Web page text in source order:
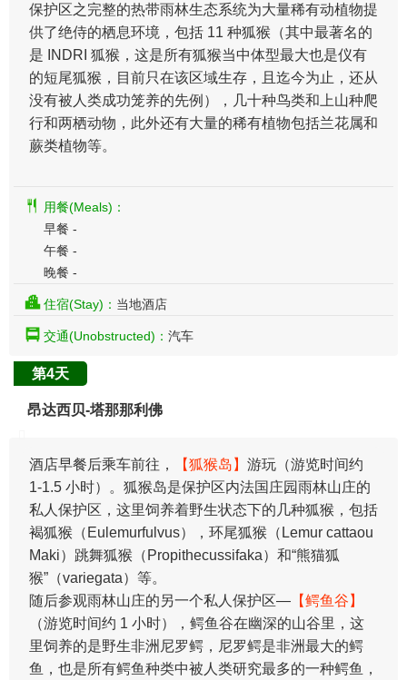
保护区之完整的热带雨林生态系统为大量稀有动植物提
供了绝侍的栖息环境，包括 11 种狐猴（其中最著名的
是 INDRI 狐猴，这是所有狐猴当中体型最大也是仪有
的短尾狐猴，目前只在该区域生存，且迄今为止，还从
没有被人类成功笼养的先例），几十种鸟类和上山种爬
行和两栖动物，此外还有大量的稀有植物包括兰花属和
蕨类植物等。
用餐(Meals)：
早餐 -
午餐 -
晚餐 -
住宿(Stay)： 当地酒店
交通(Unobstructed)： 汽车
第4天
昂达西贝-塔那那利佛
酒店早餐后乘车前往， 【狐猴岛】 游玩（游览时间约
1-1.5 小时）。狐猴岛是保护区内法国庄园雨林山庄的
私人保护区，这里饲养着野生状态下的几种狐猴，包括
褐狐猴（Eulemurfulvus），环尾狐猴（Lemur cattaou
Maki）跳舞狐猴（Propithecussifaka）和“熊猫狐
猴”（variegata）等。
随后参观雨林山庄的另一个私人保护区— 【鳄鱼谷】
（游览时间约 1 小时），鳄鱼谷在幽深的山谷里，这
里饲养的是野生非洲尼罗鳄，尼罗鳄是非洲最大的鳄
鱼，也是所有鳄鱼种类中被人类研究最多的一种鳄鱼，